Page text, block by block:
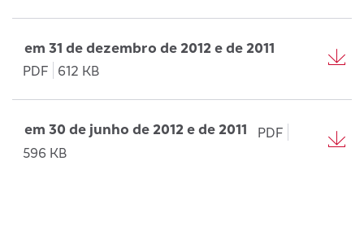
em 31 de dezembro de 2012 e de 2011
PDF
612 KB
em 30 de junho de 2012 e de 2011
PDF
596 KB